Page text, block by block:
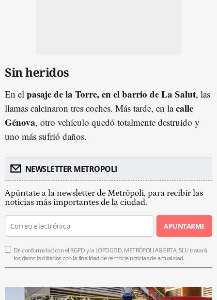
Sin heridos
En el pasaje de la Torre, en el barrio de La Salut, las
llamas calcinaron tres coches. Más tarde, en lacalle
Génova, otro vehículo quedó totalmente destruido y
uno más sufrió daños.
NEWSLETTER METROPOLI
Apúntate a la newsletter de Metrópoli, para recibir las
noticias más importantes de la ciudad.
APUNTARME
De conformidad con el RGPD y la LOPDGDD, METRÓPOLI ABIERTA, SLU tratará
los datos facilitados con la finalidad de remitirle noticias de actualidad.